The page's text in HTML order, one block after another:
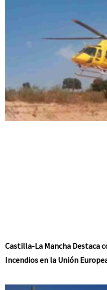
Castilla-La Mancha Destaca
Incendios en la Unión